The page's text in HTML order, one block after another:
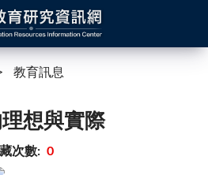
教育訊息
想與實際
次數: 0